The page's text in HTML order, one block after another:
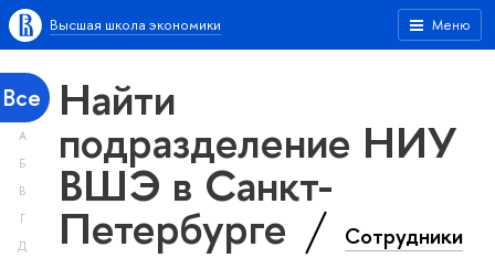
Меню
Высшая школа экономики
Все
А
Б
В
Г
Д
Найти
подразделение НИУ
ВШЭ в Санкт-
Петербурге Сотрудники